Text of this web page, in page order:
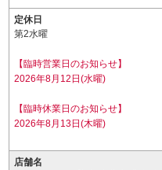
定休日
第2水曜
【臨時営業日のお知らせ】
2026年8月12日(水曜)
【臨時休業日のお知らせ】
2026年8月13日(木曜)
店舗名